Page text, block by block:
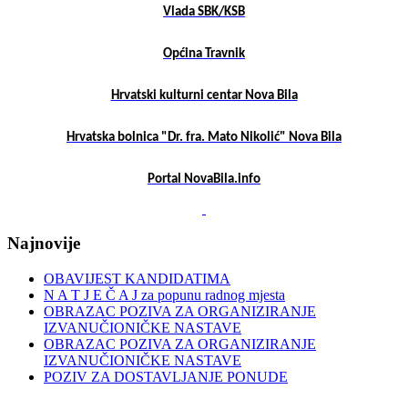
Vlada SBK/KSB
Općina Travnik
Hrvatski kulturni centar Nova Bila
Hrvatska bolnica "Dr. fra. Mato Nikolić" Nova Bila
Portal NovaBila.info
Najnovije
OBAVIJEST KANDIDATIMA
N A T J E Č A J za popunu radnog mjesta
OBRAZAC POZIVA ZA ORGANIZIRANJE
IZVANUČIONIČKE NASTAVE
OBRAZAC POZIVA ZA ORGANIZIRANJE
IZVANUČIONIČKE NASTAVE
POZIV ZA DOSTAVLJANJE PONUDE